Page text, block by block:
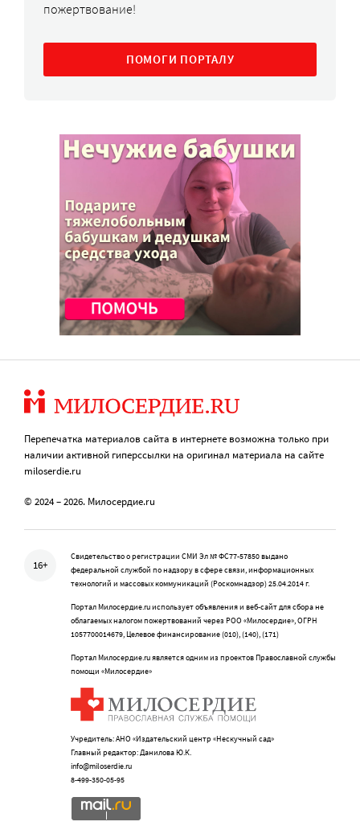
пожертвование!
ПОМОГИ ПОРТАЛУ
Перепечатка материалов сайта в интернете возможна только при
наличии активной гиперссылки на оригинал материала на сайте
miloserdie.ru
© 2024 – 2026. Милосердие.ru
16+
Свидетельство о регистрации СМИ Эл № ФС77-57850 выдано
федеральной службой по надзору в сфере связи, информационных
технологий и массовых коммуникаций (Роскомнадзор) 25.04.2014 г.
Портал Милосердие.ru использует объявления и веб-сайт для сбора не
облагаемых налогом пожертвований через РОО «Милосердие», ОГРН
1057700014679, Целевое финансирование (010), (140), (171)
Портал Милосердие.ru является одним из проектов Православной службы
помощи «Милосердие»
Учредитель: АНО «Издательский центр «Нескучный сад»
Главный редактор: Данилова Ю.К.
info@miloserdie.ru
8-499-350-05-95